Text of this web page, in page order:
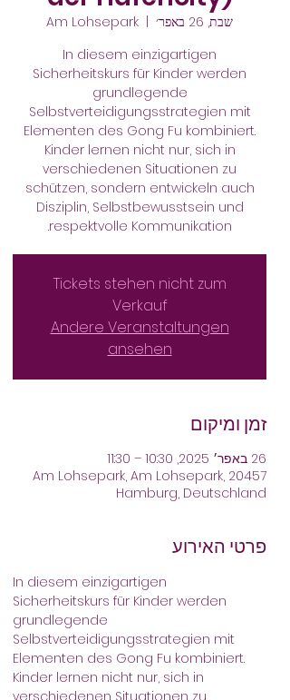
שבת, 26 באפר׳
Am Lohsepark
In diesem einzigartigen
Sicherheitskurs für Kinder werden
grundlegende
Selbstverteidigungsstrategien mit
Elementen des Gong Fu kombiniert.
Kinder lernen nicht nur, sich in
verschiedenen Situationen zu
schützen, sondern entwickeln auch
Disziplin, Selbstbewusstsein und
respektvolle Kommunikation.
Tickets stehen nicht zum
Verkauf
Andere Veranstaltungen
ansehen
זמן ומיקום
26 באפר׳ 2025, 10:30 – 11:30
Am Lohsepark, Am Lohsepark, 20457
Hamburg, Deutschland
פרטי האירוע
In diesem einzigartigen
Sicherheitskurs für Kinder werden
grundlegende
Selbstverteidigungsstrategien mit
Elementen des Gong Fu kombiniert.
Kinder lernen nicht nur, sich in
verschiedenen Situationen zu